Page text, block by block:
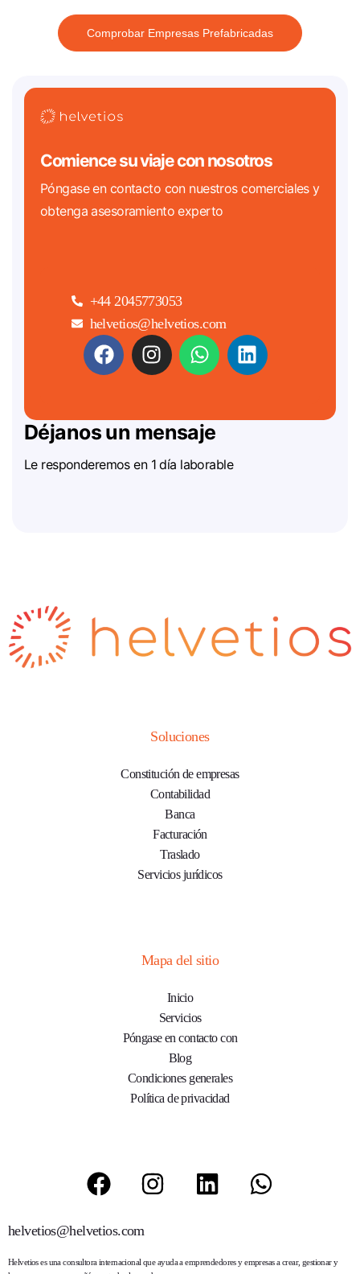
Comprobar Empresas Prefabricadas
Comience su viaje con nosotros
Póngase en contacto con nuestros comerciales y
obtenga asesoramiento experto
+44 2045773053
helvetios@helvetios.com
Déjanos un mensaje
Le responderemos en 1 día laborable
Soluciones
Constitución de empresas
Contabilidad
Banca
Facturación
Traslado
Servicios jurídicos
Mapa del sitio
Inicio
Servicios
Póngase en contacto con
Blog
Condiciones generales
Política de privacidad
helvetios@helvetios.com
Helvetioses una consultora internacional que ayuda a emprendedores y empresas a crear, gestionar y